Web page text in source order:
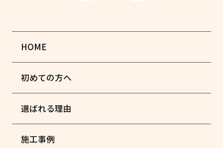
HOME
初めての方へ
選ばれる理由
施工事例